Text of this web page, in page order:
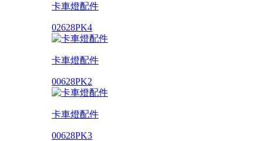
卡車燈配件
02628PK4
卡車燈配件
00628PK2
卡車燈配件
00628PK3